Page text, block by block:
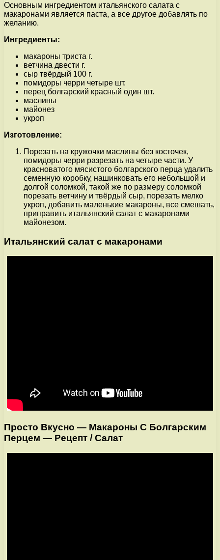
Основным ингредиентом итальянского салата с
макаронами является паста, а все другое добавлять по
желанию.
Ингредиенты:
макароны триста г.
ветчина двести г.
сыр твёрдый 100 г.
помидоры черри четыре шт.
перец болгарский красный один шт.
маслины
майонез
укроп
Изготовление:
Порезать на кружочки маслины без косточек,
помидоры черри разрезать на четыре части. У
красноватого мясистого болгарского перца удалить
семенную коробку, нашинковать его небольшой и
долгой соломкой, такой же по размеру соломкой
порезать ветчину и твёрдый сыр, порезать мелко
укроп, добавить маленькие макароны, все смешать,
приправить итальянский салат с макаронами
майонезом.
Итальянский салат с макаронами
Просто Вкусно — Макароны С Болгарским
Перцем — Рецепт / Салат